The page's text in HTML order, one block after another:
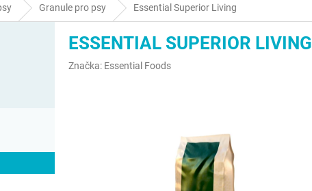
Granule pro psy Essential Superior Living
ESSENTIAL SUPERIOR LIVING
Značka: Essential Foods